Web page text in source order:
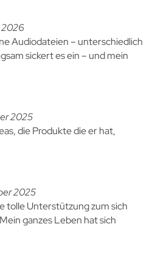
2026
Audiodateien – unterschiedlich
sickert es ein – und mein
2025
die Produkte die er hat,
2025
tolle Unterstützung zum sich
ganzes Leben hat sich